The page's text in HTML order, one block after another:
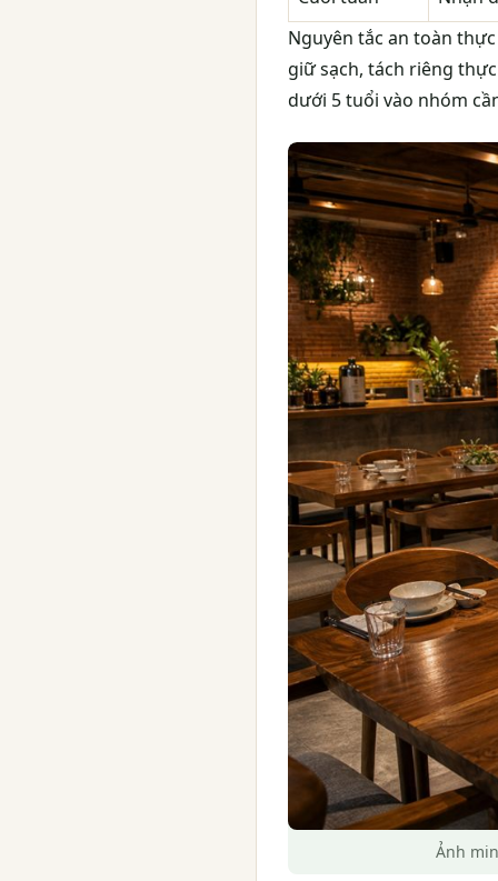
Nguyên tắc an toàn
giữ sạch, tách riêng
dưới 5 tuổi vào nhóm
Ảnh